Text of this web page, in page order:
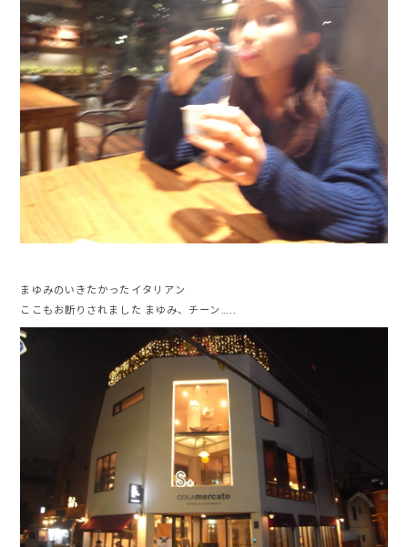
まゆみのいきたかったイタリアン
ここもお断りされました まゆみ、チーン…..